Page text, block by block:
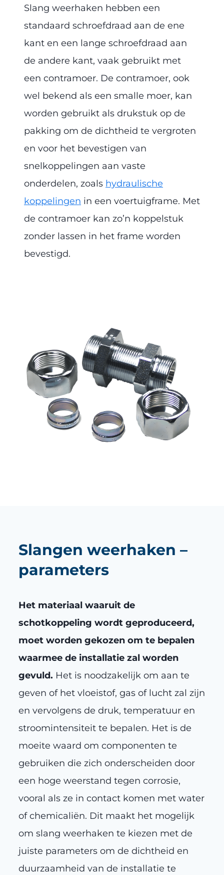
Slang weerhaken hebben een
standaard schroefdraad aan de ene
kant en een lange schroefdraad aan
de andere kant, vaak gebruikt met
een contramoer. De contramoer, ook
wel bekend als een smalle moer, kan
worden gebruikt als drukstuk op de
pakking om de dichtheid te vergroten
en voor het bevestigen van
snelkoppelingen aan vaste
onderdelen, zoals hydraulische
koppelingen in een voertuigframe. Met
de contramoer kan zo’n koppelstuk
zonder lassen in het frame worden
bevestigd.
Slangen weerhaken –
parameters
Het materiaal waaruit de
schotkoppeling wordt geproduceerd,
moet worden gekozen om te bepalen
waarmee de installatie zal worden
gevuld. Het is noodzakelijk om aan te
geven of het vloeistof, gas of lucht zal zijn
en vervolgens de druk, temperatuur en
stroomintensiteit te bepalen. Het is de
moeite waard om componenten te
gebruiken die zich onderscheiden door
een hoge weerstand tegen corrosie,
vooral als ze in contact komen met water
of chemicaliën. Dit maakt het mogelijk
om slang weerhaken te kiezen met de
juiste parameters om de dichtheid en
duurzaamheid van de installatie te